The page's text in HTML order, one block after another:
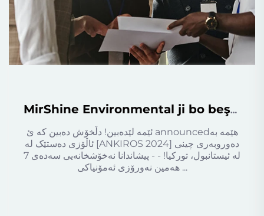
MirShine Environmental ji bo beşdarbûna [ANKIROS 2024] ya Stenbolê, Tirkiyeyê hat vexwendin
ئێمە لێدەبین! دڵخۆش دەبین کە ئ announcedهێمە بە
ئاڵۆزی دەستێک لە [ANKIROS 2024] دەوروبەری چینی
لە ئیستانبول، تورکیا! - - پیشاندانا نەخۆشخانەیی سەدەی 7
هەمین نەورۆزی ئەمۆنیاکی ...